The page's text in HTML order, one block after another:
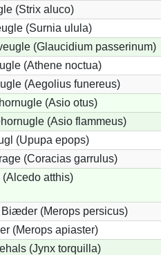
(Strix aluco)
(Surnia ulula)
(Glaucidium passerinum)
(Athene noctua)
(Aegolius funereus)
(Asio otus)
(Asio flammeus)
(Upupa epops)
(Coracias garrulus)
(Alcedo atthis)
(Merops persicus)
(Merops apiaster)
(Jynx torquilla)